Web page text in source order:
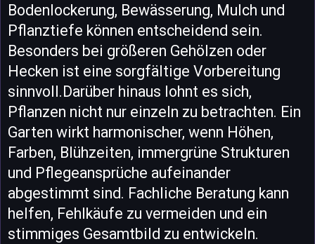
Bodenlockerung, Bewässerung, Mulch und
Pflanztiefe können entscheidend sein.
Besonders bei größeren Gehölzen oder
Hecken ist eine sorgfältige Vorbereitung
sinnvoll.Darüber hinaus lohnt es sich,
Pflanzen nicht nur einzeln zu betrachten. Ein
Garten wirkt harmonischer, wenn Höhen,
Farben, Blühzeiten, immergrüne Strukturen
und Pflegeansprüche aufeinander
abgestimmt sind. Fachliche Beratung kann
helfen, Fehlkäufe zu vermeiden und ein
stimmiges Gesamtbild zu entwickeln.